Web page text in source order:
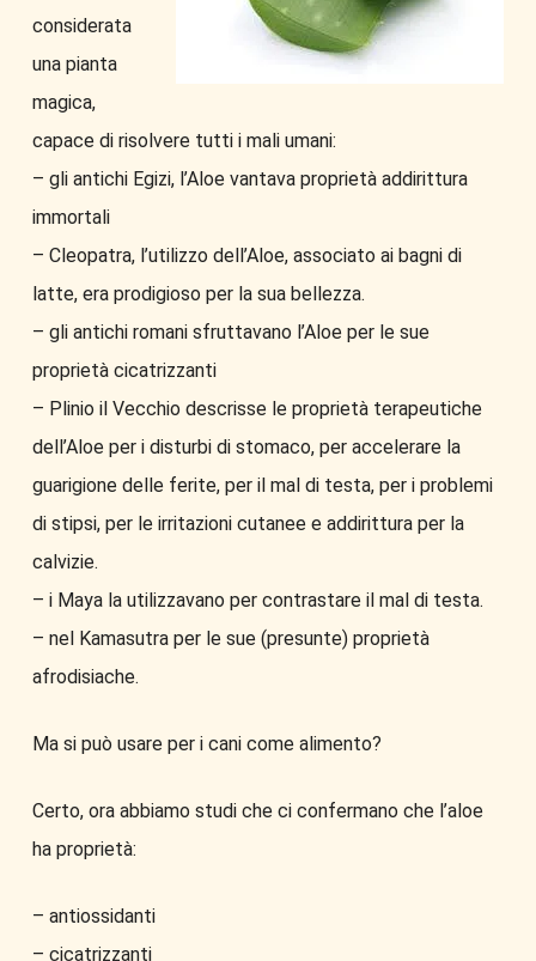
considerata
una pianta
magica,
capace di risolvere tutti i mali umani:
– gli antichi Egizi, l’Aloe vantava proprietà addirittura
immortali
– Cleopatra, l’utilizzo dell’Aloe, associato ai bagni di
latte, era prodigioso per la sua bellezza.
– gli antichi romani sfruttavano l’Aloe per le sue
proprietà cicatrizzanti
– Plinio il Vecchio descrisse le proprietà terapeutiche
dell’Aloe per i disturbi di stomaco, per accelerare la
guarigione delle ferite, per il mal di testa, per i problemi
di stipsi, per le irritazioni cutanee e addirittura per la
calvizie.
– i Maya la utilizzavano per contrastare il mal di testa.
– nel Kamasutra per le sue (presunte) proprietà
afrodisiache.
Ma si può usare per i cani come alimento?
Certo, ora abbiamo studi che ci confermano che l’aloe
ha proprietà:
– antiossidanti
– cicatrizzanti